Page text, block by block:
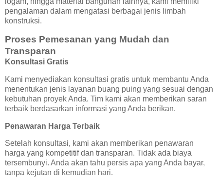
pengalaman dalam mengatasi berbagai jenis limbah
konstruksi.
Proses Pemesanan yang Mudah dan
Transparan
Konsultasi Gratis
Kami menyediakan konsultasi gratis untuk membantu Anda
menentukan jenis layanan buang puing yang sesuai dengan
kebutuhan proyek Anda. Tim kami akan memberikan saran
terbaik berdasarkan informasi yang Anda berikan.
Penawaran Harga Terbaik
Setelah konsultasi, kami akan memberikan penawaran
harga yang kompetitif dan transparan. Tidak ada biaya
tersembunyi. Anda akan tahu persis apa yang Anda bayar,
tanpa kejutan di kemudian hari.